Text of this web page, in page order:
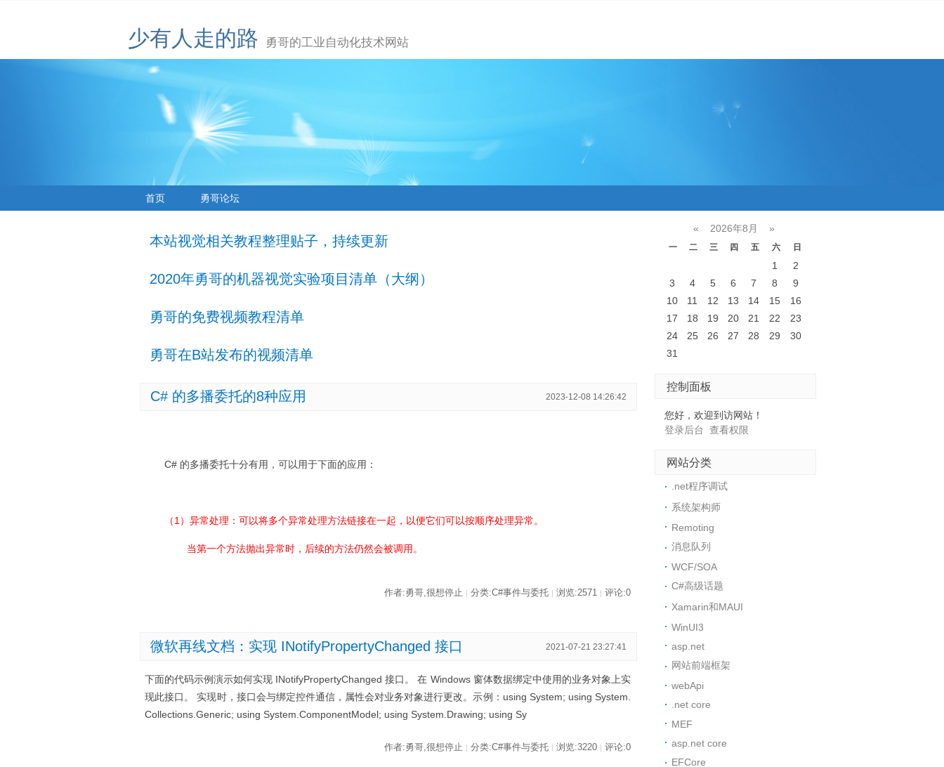
少有人走的路 勇哥的工业自动化技术网站
首页 勇哥论坛
本站视觉相关教程整理贴子，持续更新
2020年勇哥的机器视觉实验项目清单（大纲）
勇哥的免费视频教程清单
勇哥在B站发布的视频清单
C# 的多播委托的8种应用 2023-12-08 14:26:42
C# 的多播委托十分有用，可以用于下面的应用：
（1）异常处理：可以将多个异常处理方法链接在一起，以便它们可以按顺序处理异常。
当第一个方法抛出异常时，后续的方法仍然会被调用。
作者:勇哥,很想停止 | 分类:C#事件与委托 | 浏览:2571 | 评论:0
微软再线文档：实现 INotifyPropertyChanged 接口 2021-07-21 23:27:41
下面的代码示例演示如何实现 INotifyPropertyChanged 接口。 在 Windows 窗体数据绑定中使用的业务对象上实
现此接口。 实现时，接口会与绑定控件通信，属性会对业务对象进行更改。示例：using System; using System.
Collections.Generic; using System.ComponentModel; using System.Drawing; using Sy
作者:勇哥,很想停止 分类:C#事件与委托 浏览:3220 评论:0
« 2026年8月 »
一 二 三 四 五 六 日
1
2
3
4 5 6 7 8
9
10
11 12 13 14 15
16
17
18 19 20 21 22
23
24
25 26 27 28 29
30
31
控制面板
您好，欢迎到访网站！
登录后台 查看权限
网站分类
.net程序调试
系统架构师
Remoting
消息队列
WCF/SOA
C#高级话题
Xamarin和MAUI
WinUI3
asp.net
网站前端框架
webApi
.net core
MEF
asp.net core
EFCore